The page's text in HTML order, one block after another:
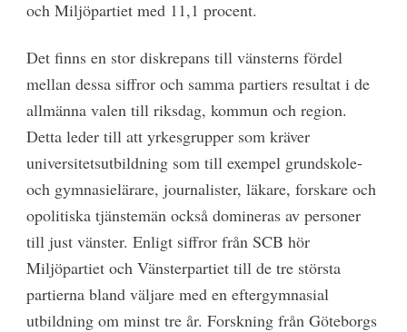
och Miljöpartiet med 11,1 procent.
Det finns en stor diskrepans till vänsterns fördel
mellan dessa siffror och samma partiers resultat i de
allmänna valen till riksdag, kommun och region.
Detta leder till att yrkesgrupper som kräver
universitetsutbildning som till exempel grundskole-
och gymnasielärare, journalister, läkare, forskare och
opolitiska tjänstemän också domineras av personer
till just vänster. Enligt siffror från SCB hör
Miljöpartiet och Vänsterpartiet till de tre största
partierna bland väljare med en eftergymnasial
utbildning om minst tre år. Forskning från Göteborgs